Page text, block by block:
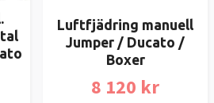
Luftfjädring manuell
Jumper / Ducato /
Boxer
8 120 kr